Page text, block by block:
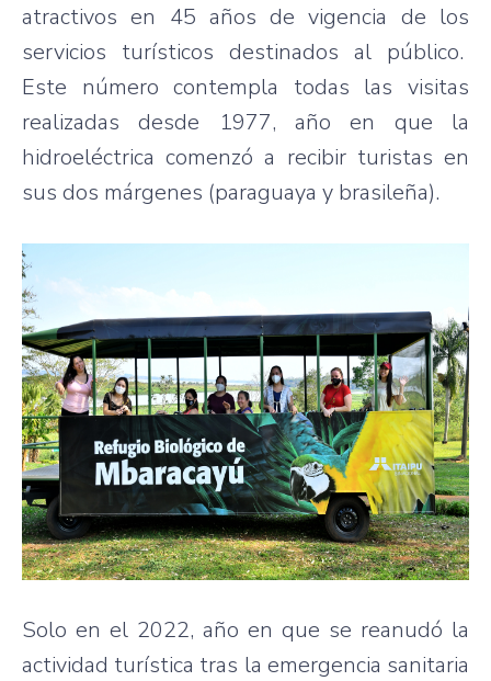
atractivos en 45 años de vigencia de los
servicios turísticos destinados al público.
Este número contempla todas las visitas
realizadas desde 1977, año en que la
hidroeléctrica comenzó a recibir turistas en
sus dos márgenes (paraguaya y brasileña).
Solo en el 2022, año en que se reanudó la
actividad turística tras la emergencia sanitaria